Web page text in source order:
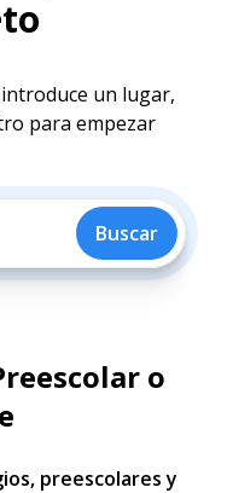
un lugar,
para empezar
Buscar
o
preescolares y